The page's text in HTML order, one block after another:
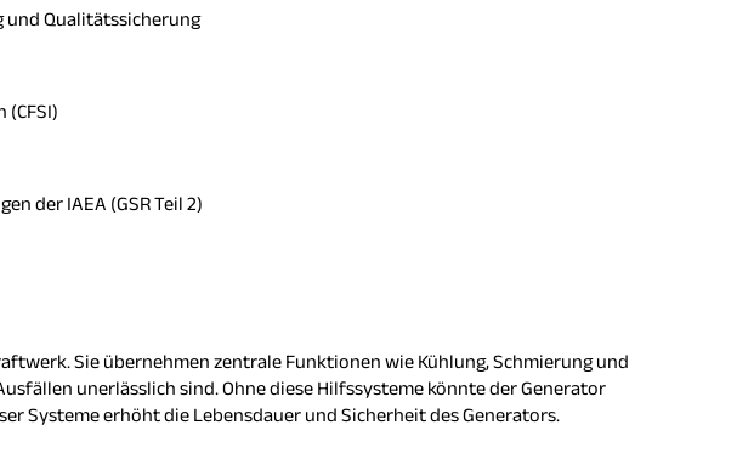
und Qualitätssicherung
der IAEA (GSR Teil 2)
Sie übernehmen zentrale Funktionen wie Kühlung, Schmierung und
unerlässlich sind. Ohne diese Hilfssysteme könnte der Generator
Systeme erhöht die Lebensdauer und Sicherheit des Generators.